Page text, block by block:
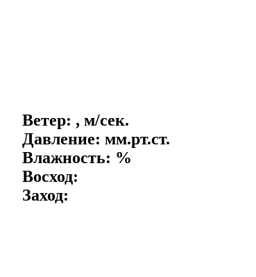
Ветер: , м/сек.
Давление: мм.рт.ст.
Влажность: %
Восход:
Заход: